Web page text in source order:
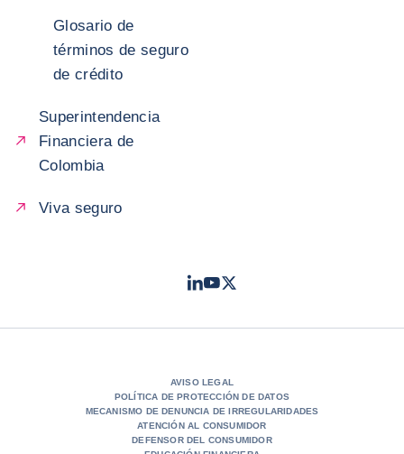
Glosario de
términos de seguro
de crédito
Superintendencia
Financiera de
Colombia
Viva seguro
LinkedIn
Youtube
Twitter
AVISO LEGAL
POLÍTICA DE PROTECCIÓN DE DATOS
MECANISMO DE DENUNCIA DE IRREGULARIDADES
ATENCIÓN AL CONSUMIDOR
DEFENSOR DEL CONSUMIDOR